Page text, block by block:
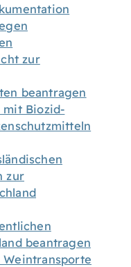
zur
beantragen
mit Biozid-
zur
beantragen